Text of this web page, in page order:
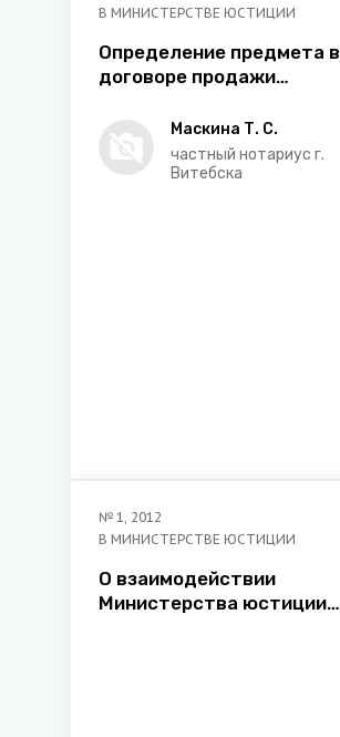
В МИНИСТЕРСТВЕ ЮСТИЦИИ
Определение предмета в
договоре продажи
Маскина Т. С.
частный нотариус г.
Витебска
№ 1, 2012
В МИНИСТЕРСТВЕ ЮСТИЦИИ
О взаимодействии
Министерства юстиции